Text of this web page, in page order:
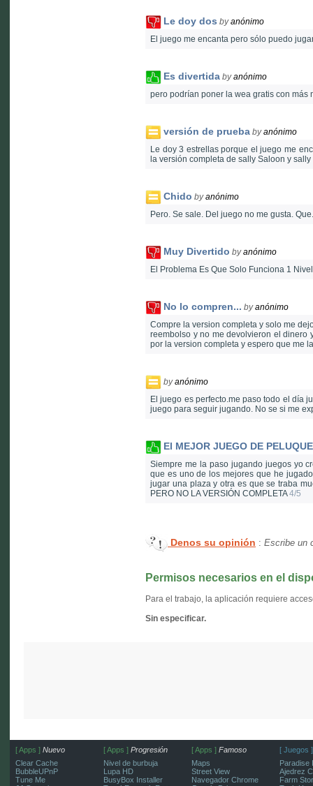
Le doy dos byanónimo
El juego me encanta pero sólo puedo
Es divertida byanónimo
pero podrían poner la wea gratis con
versión de prueba byanónimo
Le doy 3 estrellas porque el juego me
la versión completa de sally Saloon y
Chido byanónimo
Pero. Se sale. Del juego no me gusta.
Muy Divertido byanónimo
El Problema Es Que Solo Funciona 1
No lo compren... byanónimo
Compre la version completa y solo me
reembolso y no me devolvieron el dinero
por la version completa y espero que me
byanónimo
El juego es perfecto.me paso todo el día
juego para seguir jugando. No se si me
El MEJOR JUEGO DE
Siempre me la paso jugando juegos yo
que es uno de los mejores que he
jugar una plaza y otra es que se traba
PERO NO LA VERSIÓN COMPLETA4/5
Denos su opinión : Escribe un
Permisos necesarios en el
Para el trabajo, la aplicación requiere
Sin especificar.
[ Apps ] Nuevo
Clear Cache
BubbleUPnP
Tune Me
[ Apps ] Progresión
Nivel de burbuja
Lupa HD
BusyBox Installer
[ Apps ] Famoso
Maps
Street View
Navegador Chrome
[ Juegos ]
Paradise
Ajedrez
Farm